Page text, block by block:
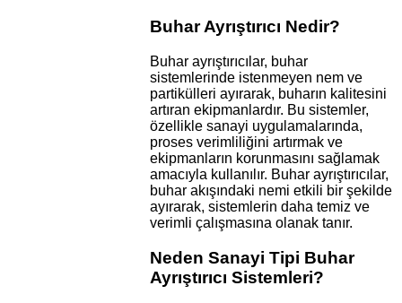
Buhar Ayrıştırıcı Nedir?
Buhar ayrıştırıcılar, buhar
sistemlerinde istenmeyen nem ve
partikülleri ayırarak, buharın kalitesini
artıran ekipmanlardır. Bu sistemler,
özellikle sanayi uygulamalarında,
proses verimliliğini artırmak ve
ekipmanların korunmasını sağlamak
amacıyla kullanılır. Buhar ayrıştırıcılar,
buhar akışındaki nemi etkili bir şekilde
ayırarak, sistemlerin daha temiz ve
verimli çalışmasına olanak tanır.
Neden Sanayi Tipi Buhar
Ayrıştırıcı Sistemleri?